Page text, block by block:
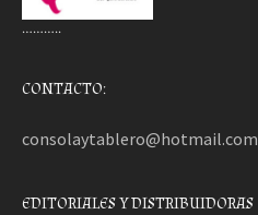
………..
CONTACTO:
consolaytablero@hotmail.com
EDITORIALES Y DISTRIBUIDORAS